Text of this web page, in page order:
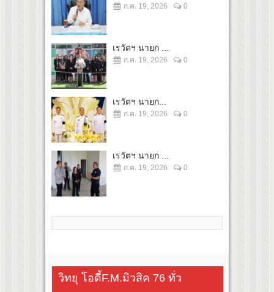
ก.ค. 19, 2026 0
เรวัตฯ นายก ...
ก.ค. 19, 2026 0
เรวัตฯ นายก...
ก.ค. 19, 2026 0
เรวัตฯ นายก ...
ก.ค. 19, 2026 0
วิทยุ โอดี้F.M.มิวสิค 76 ทั่ว